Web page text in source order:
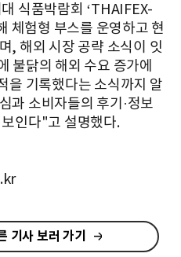
식품박람회 ‘THAIFEX-
체험형 부스를 운영하고 현
, 해외 시장 공략 소식이 잇
불닭의 해외 수요 증가에
을 기록했다는 소식까지 알
과 소비자들의 후기·정보
인다"고 설명했다.
기사 보러 가기